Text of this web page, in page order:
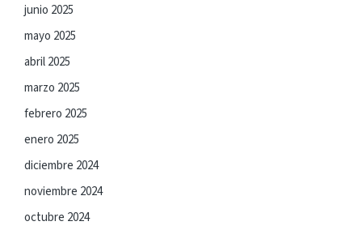
junio 2025
mayo 2025
abril 2025
marzo 2025
febrero 2025
enero 2025
diciembre 2024
noviembre 2024
octubre 2024